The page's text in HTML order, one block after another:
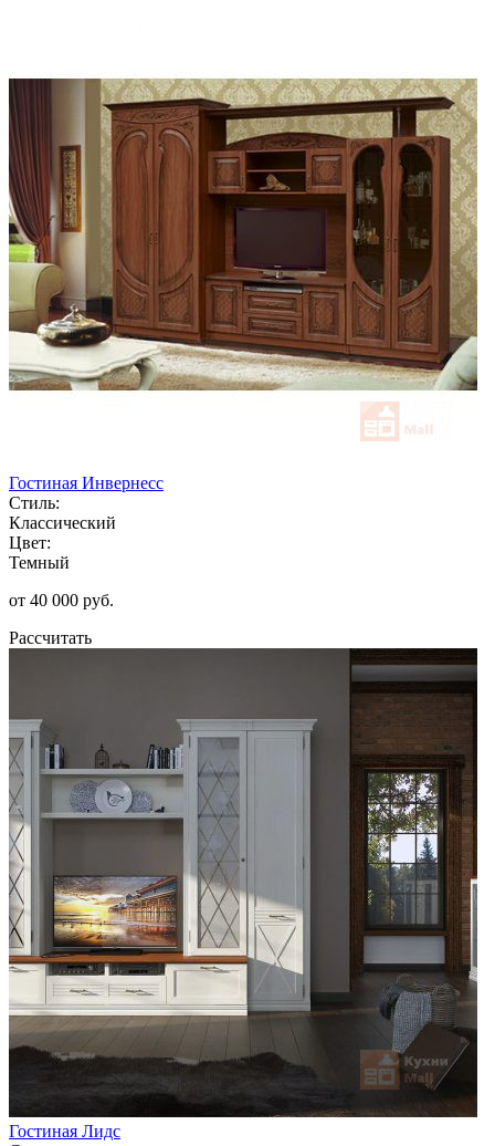
Гостиная Инвернесс
Стиль:
Классический
Цвет:
Темный
от 40 000 руб.
Рассчитать
Гостиная Лидс